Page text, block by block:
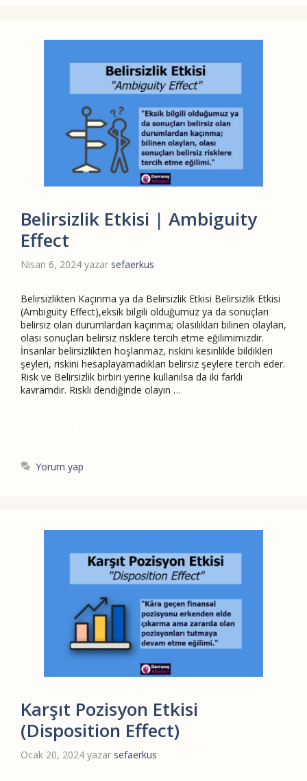
Belirsizlik Etkisi | Ambiguity
Effect
Nisan 6, 2024 yazar sefaerkus
Belirsizlikten Kaçınma ya da Belirsizlik Etkisi Belirsizlik Etkisi
(Ambiguity Effect),eksik bilgili olduğumuz ya da sonuçları
belirsiz olan durumlardan kaçınma; olasılıkları bilinen olayları,
olası sonuçları belirsiz risklere tercih etme eğilimimizdir.
İnsanlar belirsizlikten hoşlanmaz, riskini kesinlikle bildikleri
şeyleri, riskini hesaplayamadıkları belirsiz şeylere tercih eder.
Risk ve Belirsizlik birbiri yerine kullanılsa da iki farklı
kavramdır. Riskli dendiğinde olayın …
Yorum yap
Karşıt Pozisyon Etkisi
(Disposition Effect)
Ocak 20, 2024 yazar sefaerkus